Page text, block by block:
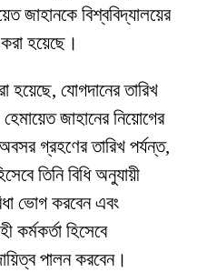
জাহানকে বিশ্ববিদ্যালয়ের
হয়েছে।
যোগদানের তারিখ
জাহানের নিয়োগের
গ্রহণের তারিখ পর্যন্ত,
তিনি বিধি অনুযায়ী
ভোগ করবেন এবং
কর্মকর্তা হিসেবে
পালন করবেন।